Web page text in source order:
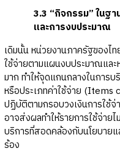
3.3 “กิจกรรม” ในฐา
และการงบประมาณ
เดิมนั้น หน่วยงานภาครัฐของไ
ใช้จ่ายตามแผนงบประมาณแล
มาก ทำให้จุดแกนกลางในการบ
หรือประเภทค่าใช้จ่าย
ปฏิบัติตามกรอบวงเงินการใช้จ่
อาจส่งผลทำให้รายการใช้จ่า
บริการที่สอดคล้องกับนโยบาย
ร้อง